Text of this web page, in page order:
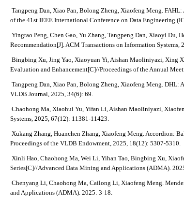
Tangpeng Dan, Xiao Pan, Bolong Zheng, Xiaofeng Meng.
of the 41st IEEE International Conference on Data Engineering
Yingtao Peng, Chen Gao, Yu Zhang, Tangpeng Dan, Xiaoyi
Recommendation[J]. ACM Transactions on Information Systems,
Bingbing Xu, Jing Yao, Xiaoyuan Yi, Aishan Maoliniyazi, Xing
Evaluation and Enhancement[C]//Proceedings of the Annual
Tangpeng Dan, Xiao Pan, Bolong Zheng, Xiaofeng Meng. DHL:
VLDB Journal, 2025, 34(6): 69.
Chaohong Ma, Xiaohui Yu, Yifan Li, Aishan Maoliniyazi,
Systems, 2025, 67(12): 11381-11423.
Xukang Zhang, Huanchen Zhang, Xiaofeng Meng. Accordion:
Proceedings of the VLDB Endowment, 2025, 18(12): 5307-5310.
Xinli Hao, Chaohong Ma, Wei Li, Yihan Tao, Bingbing Xu,
Series[C]//Advanced Data Mining and Applications (ADMA).
Chenyang Li, Chaohong Ma, Cailong Li, Xiaofeng Meng.
and Applications (ADMA). 2025: 3-18.